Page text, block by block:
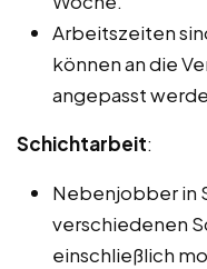
Arbeitszeiten
können an die
angepasst
Schichtarbeit:
Nebenjobber in
verschiedenen
einschließlich